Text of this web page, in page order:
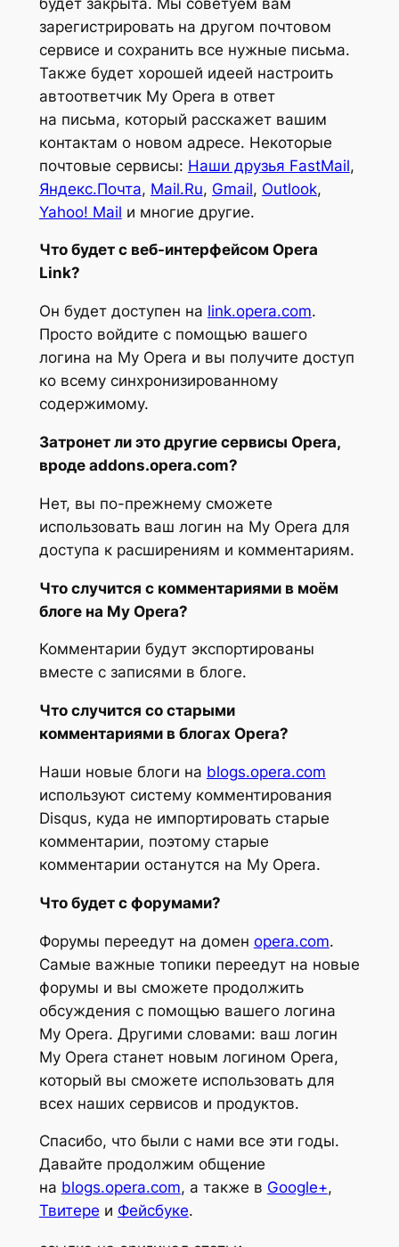
зарегистрировать на другом почтовом
сервисе и сохранить все нужные письма.
Также будет хорошей идеей настроить
автоответчик My Opera в ответ
на письма, который расскажет вашим
контактам о новом адресе. Некоторые
почтовые сервисы: Наши друзья FastMail,
Яндекс.Почта, Mail.Ru, Gmail, Outlook,
Yahoo! Mail и многие другие.
Что будет с веб-интерфейсом Opera
Link?
Он будет доступен на link.opera.com.
Просто войдите с помощью вашего
логина на My Opera и вы получите доступ
ко всему синхронизированному
содержимому.
Затронет ли это другие сервисы Opera,
вроде addons.opera.com?
Нет, вы по-прежнему сможете
использовать ваш логин на My Opera для
доступа к расширениям и комментариям.
Что случится с комментариями в моём
блоге на My Opera?
Комментарии будут экспортированы
вместе с записями в блоге.
Что случится со старыми
комментариями в блогах Opera?
Наши новые блоги на blogs.opera.com
используют систему комментирования
Disqus, куда не импортировать старые
комментарии, поэтому старые
комментарии останутся на My Opera.
Что будет с форумами?
Форумы переедут на домен opera.com.
Самые важные топики переедут на новые
форумы и вы сможете продолжить
обсуждения с помощью вашего логина
My Opera. Другими словами: ваш логин
My Opera станет новым логином Opera,
который вы сможете использовать для
всех наших сервисов и продуктов.
Спасибо, что были с нами все эти годы.
Давайте продолжим общение
на blogs.opera.com, а также в Google+,
Твитере и Фейсбуке.